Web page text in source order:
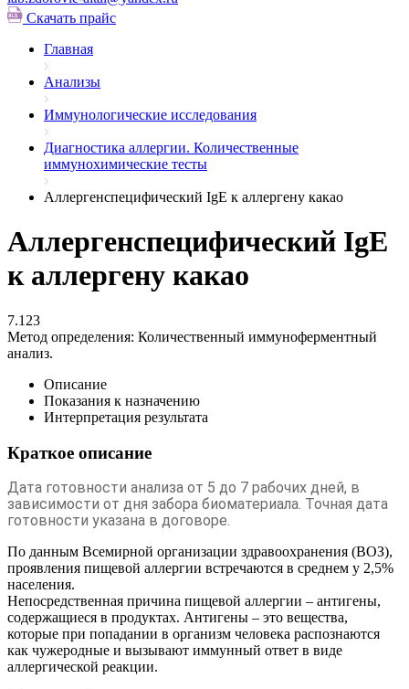
Скачать прайс
Главная
Анализы
Иммунологические исследования
Диагностика аллергии. Количественные
иммунохимические тесты
Аллергенспецифический IgE к аллергену какао
Аллергенспецифический IgE
к аллергену какао
7.123
Метод определения: Количественный иммуноферментный
анализ.
Описание
Показания к назначению
Интерпретация результата
Краткое описание
Дата готовности анализа от 5 до 7 рабочих дней, в
зависимости от дня забора биоматериала. Точная дата
готовности указана в договоре.
По данным Всемирной организации здравоохранения (ВОЗ),
проявления пищевой аллергии встречаются в среднем у 2,5%
населения.
Непосредственная причина пищевой аллергии – антигены,
содержащиеся в продуктах. Антигены – это вещества,
которые при попадании в организм человека распознаются
как чужеродные и вызывают иммунный ответ в виде
аллергической реакции.